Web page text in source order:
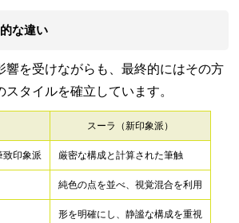
な違い
響を受けながらも、最終的にはその方
タイルを確立しています。
スーラ（新印象派）
致印象派 厳密な構成と計算された筆触
純色の点を並べ、視覚混合を利用
形を明確にし、静謐な構成を重視